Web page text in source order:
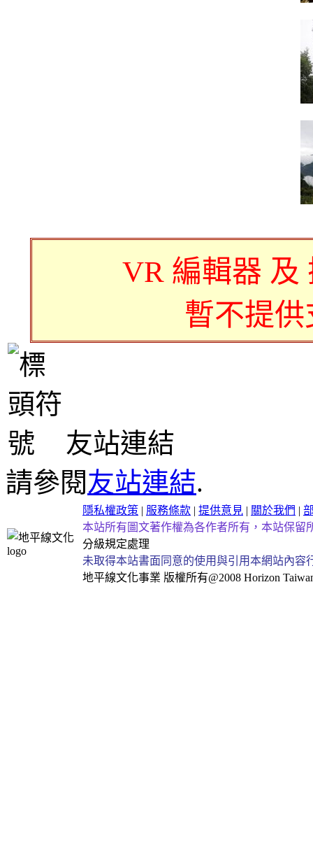
VR 編輯器 及
暫不提
友站連結
請參閱友站連結.
隱私權政策 | 服務條款 | 提供意見 | 關於我們 |
本站所有圖文著作權為各作者所有，本站保留
分級規定處理
未取得本站書面同意的使用與引用本網站內
地平線文化事業 版權所有@2008 Horizon